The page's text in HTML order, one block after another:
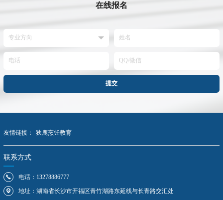
在线报名
提交
友情链接： 狄鹿烹饪教育
联系方式
电话：13278886777
地址：湖南省长沙市开福区青竹湖路东延线与长青路交汇处